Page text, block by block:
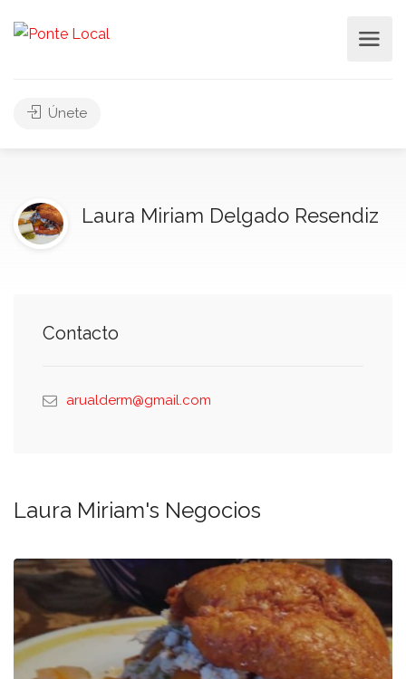
Únete
Laura Miriam Delgado Resendiz
Contacto
arualderm@gmail.com
Laura Miriam's Negocios